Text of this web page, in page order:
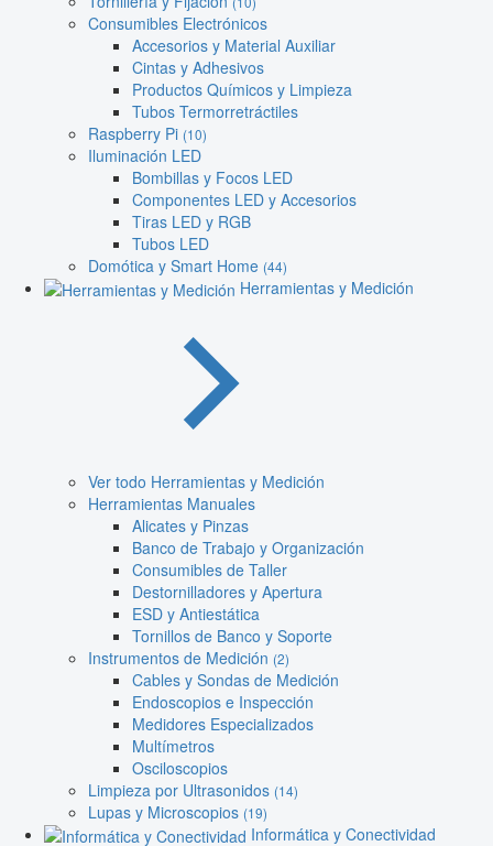
Consumibles Electrónicos
Accesorios y Material Auxiliar
Cintas y Adhesivos
Productos Químicos y Limpieza
Tubos Termorretráctiles
Raspberry Pi (10)
Iluminación LED
Bombillas y Focos LED
Componentes LED y Accesorios
Tiras LED y RGB
Tubos LED
Domótica y Smart Home (44)
Herramientas y Medición
Ver todo Herramientas y Medición
Herramientas Manuales
Alicates y Pinzas
Banco de Trabajo y Organización
Consumibles de Taller
Destornilladores y Apertura
ESD y Antiestática
Tornillos de Banco y Soporte
Instrumentos de Medición (2)
Cables y Sondas de Medición
Endoscopios e Inspección
Medidores Especializados
Multímetros
Osciloscopios
Limpieza por Ultrasonidos (14)
Lupas y Microscopios (19)
Informática y Conectividad